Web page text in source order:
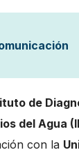
de
del Agua
con la